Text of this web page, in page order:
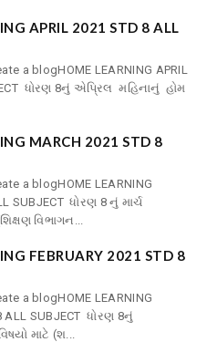
APRIL 2021 STD 8 ALL
a blogHOME LEARNING APRIL
ધોરણ 8નું એપ્રિલ મહિનાનું હોમ
MARCH 2021 STD 8
a blogHOME LEARNING
SUBJECT ધોરણ 8 નું માર્ચ
વિભાગન...
FEBRUARY 2021 STD 8
a blogHOME LEARNING
ALL SUBJECT ધોરણ 8નું
માટે (શ...